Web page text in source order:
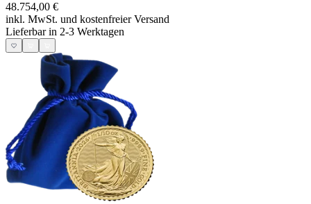
48.754,00 €
inkl. MwSt. und kostenfreier Versand
Lieferbar in 2-3 Werktagen